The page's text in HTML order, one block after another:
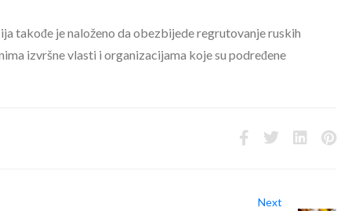
takođe je naloženo da obezbijede regrutovanje ruskih
izvršne vlasti i organizacijama koje su podređene
Next